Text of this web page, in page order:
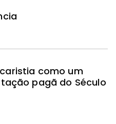
como um
pagã do Século